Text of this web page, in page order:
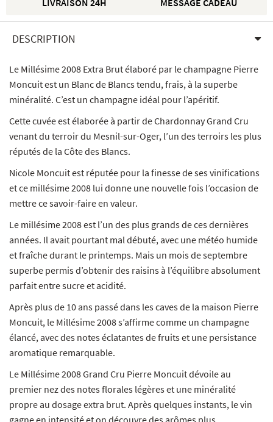
LIVRAISON 24H MESSAGE CADEAU
DESCRIPTION
Le Millésime 2008 Extra Brut élaboré par le champagne Pierre
Moncuit est un Blanc de Blancs tendu, frais, à la superbe
minéralité. C’est un champagne idéal pour l’apéritif.
Cette cuvée est élaborée à partir de Chardonnay Grand Cru
venant du terroir du Mesnil-sur-Oger, l’un des terroirs les plus
réputés de la Côte des Blancs.
Nicole Moncuit est réputée pour la finesse de ses vinifications
et ce millésime 2008 lui donne une nouvelle fois l’occasion de
mettre ce savoir-faire en valeur.
Le millésime 2008 est l’un des plus grands de ces dernières
années. Il avait pourtant mal débuté, avec une météo humide
et fraîche durant le printemps. Mais un mois de septembre
superbe permis d’obtenir des raisins à l’équilibre absolument
parfait entre sucre et acidité.
Après plus de 10 ans passé dans les caves de la maison Pierre
Moncuit, le Millésime 2008 s’affirme comme un champagne
élancé, avec des notes éclatantes de fruits et une persistance
aromatique remarquable.
Le Millésime 2008 Grand Cru Pierre Moncuit dévoile au
premier nez des notes florales légères et une minéralité
propre au dosage extra brut. Après quelques instants, le vin